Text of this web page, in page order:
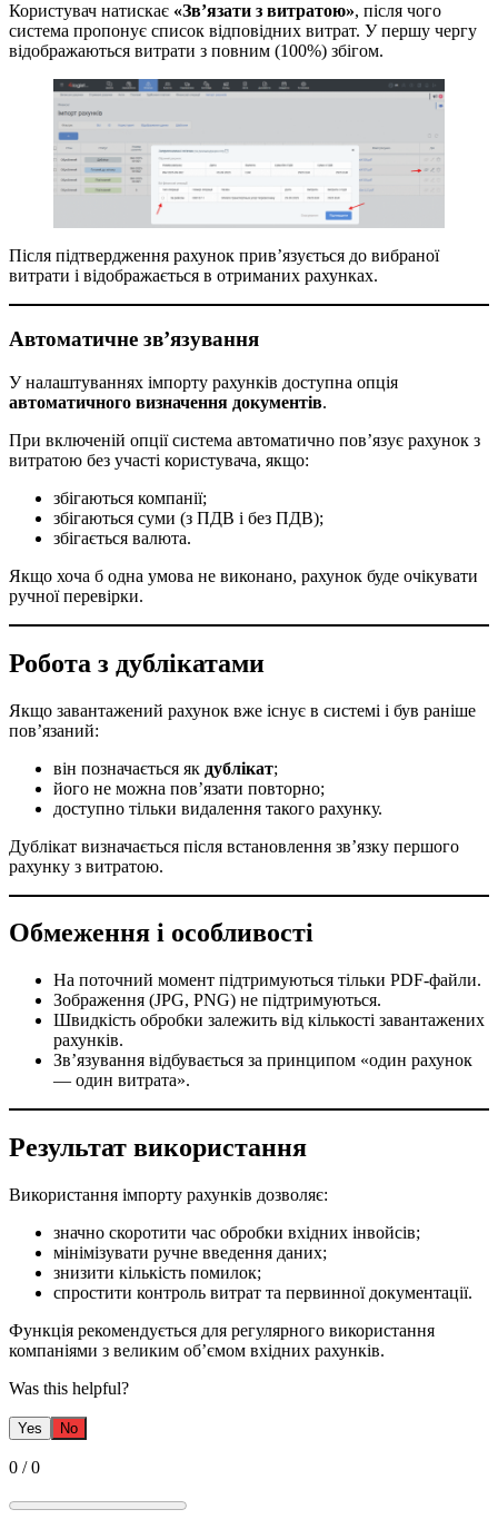
Користувач натискає «Зв’язати з витратою», після чого
система пропонує список відповідних витрат. У першу чергу
відображаються витрати з повним (100%) збігом.
Після підтвердження рахунок прив’язується до вибраної
витрати і відображається в отриманих рахунках.
Автоматичне зв’язування
У налаштуваннях імпорту рахунків доступна опція
автоматичного визначення документів.
При включеній опції система автоматично пов’язує рахунок з
витратою без участі користувача, якщо:
збігаються компанії;
збігаються суми (з ПДВ і без ПДВ);
збігається валюта.
Якщо хоча б одна умова не виконано, рахунок буде очікувати
ручної перевірки.
Робота з дублікатами
Якщо завантажений рахунок вже існує в системі і був раніше
пов’язаний:
він позначається як дублікат;
його не можна пов’язати повторно;
доступно тільки видалення такого рахунку.
Дублікат визначається після встановлення зв’язку першого
рахунку з витратою.
Обмеження і особливості
На поточний момент підтримуються тільки PDF-файли.
Зображення (JPG, PNG) не підтримуються.
Швидкість обробки залежить від кількості завантажених
рахунків.
Зв’язування відбувається за принципом «один рахунок
— один витрата».
Результат використання
Використання імпорту рахунків дозволяє:
значно скоротити час обробки вхідних інвойсів;
мінімізувати ручне введення даних;
знизити кількість помилок;
спростити контроль витрат та первинної документації.
Функція рекомендується для регулярного використання
компаніями з великим об’ємом вхідних рахунків.
Was this helpful?
Yes No
0 /0